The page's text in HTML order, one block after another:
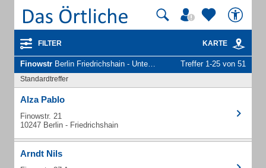
FILTER KARTE
Finowstr Berlin Friedrichshain - Unternehmen und Personen Treffer 1-25 von 51
Standardtreffer
Alza Pablo
Finowstr. 21
10247 Berlin - Friedrichshain
Arndt Nils